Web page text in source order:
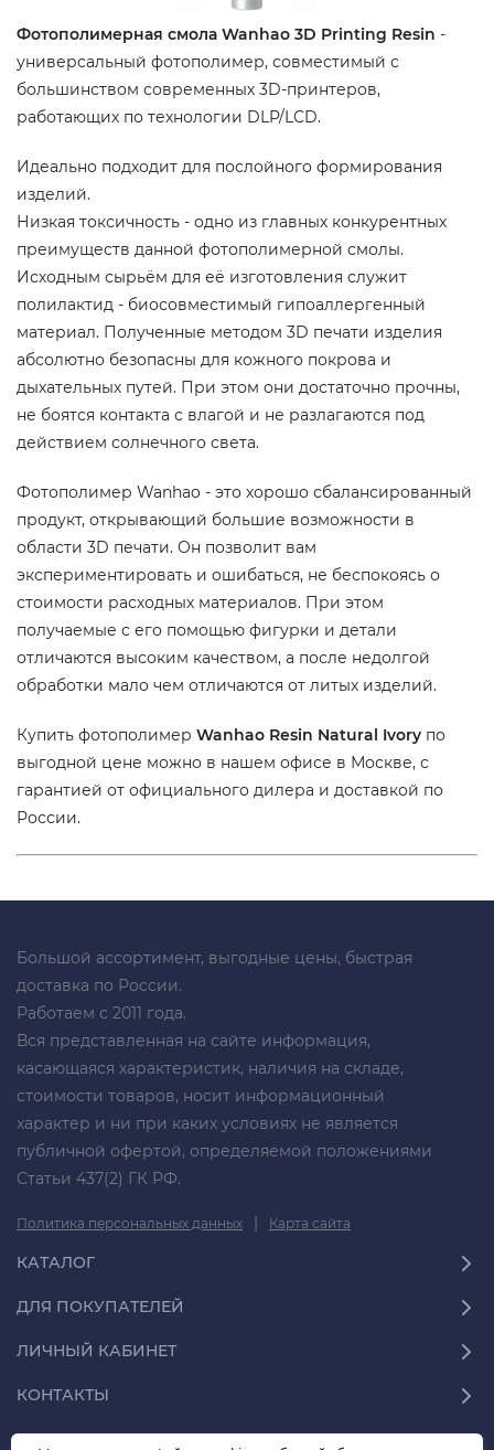
Фотополимерная смола Wanhao 3D Printing Resin -
универсальный фотополимер, совместимый с
большинством современных 3D-принтеров,
работающих по технологии DLP/LCD.
Идеально подходит для послойного формирования
изделий.
Низкая токсичность - одно из главных конкурентных
преимуществ данной фотополимерной смолы.
Исходным сырьём для её изготовления служит
полилактид - биосовместимый гипоаллергенный
материал. Полученные методом 3D печати изделия
абсолютно безопасны для кожного покрова и
дыхательных путей. При этом они достаточно прочны,
не боятся контакта с влагой и не разлагаются под
действием солнечного света.
Фотополимер Wanhao - это хорошо сбалансированный
продукт, открывающий большие возможности в
области 3D печати. Он позволит вам
экспериментировать и ошибаться, не беспокоясь о
стоимости расходных материалов. При этом
получаемые с его помощью фигурки и детали
отличаются высоким качеством, а после недолгой
обработки мало чем отличаются от литых изделий.
Купить фотополимер Wanhao Resin Natural Ivory по
выгодной цене можно в нашем офисе в Москве, с
гарантией от официального дилера и доставкой по
России.
Большой ассортимент, выгодные цены, быстрая
доставка по России.
Работаем с 2011 года.
Вся представленная на сайте информация,
касающаяся характеристик, наличия на складе,
стоимости товаров, носит информационный
характер и ни при каких условиях не является
публичной офертой, определяемой положениями
Статьи 437(2) ГК РФ.
Политика персональных данных | Карта сайта
КАТАЛОГ
ДЛЯ ПОКУПАТЕЛЕЙ
ЛИЧНЫЙ КАБИНЕТ
КОНТАКТЫ